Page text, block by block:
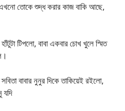
তোকে শুদ্ধ করার কাজ বাকি আছে,
টিপলো, বাবা একবার চোখ খুলে স্মিত
বাবার নুনুর দিকে তাকিয়েই রইলো,